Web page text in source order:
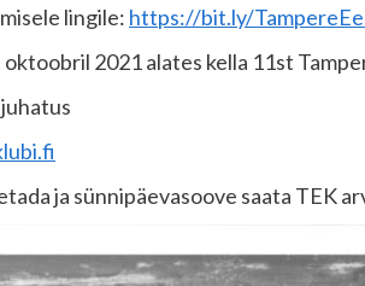
lingile: https://bit.ly/
oktoobril 2021 alates kella 11st
ja sünnipäevasoove saata TEK